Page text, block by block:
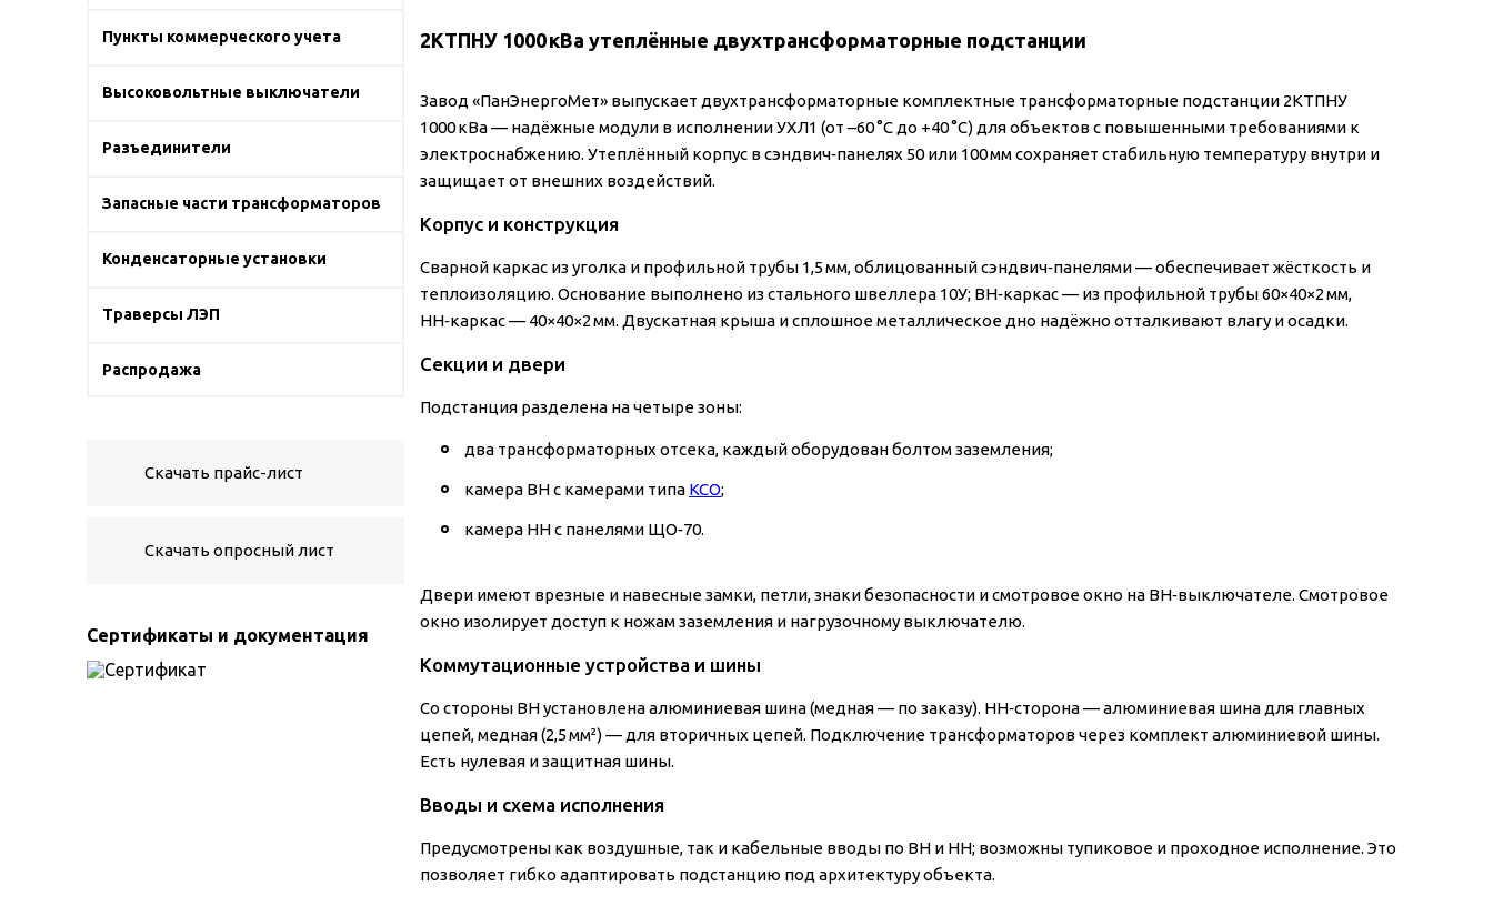
Пункты коммерческого учета
Высоковольтные выключатели
Разъединители
Запасные части трансформаторов
Конденсаторные установки
Траверсы ЛЭП
Распродажа
Скачать прайс-лист
Скачать опросный лист
Сертификаты и документация
2КТПНУ 1000 кВа утеплённые двухтрансформаторные подстанции
Завод «ПанЭнергоМет» выпускает двухтрансформаторные комплектные трансформаторные подстанции 2КТПНУ
1000 кВа — надёжные модули в исполнении УХЛ1 (от –60 °C до +40 °C) для объектов с повышенными требованиями к
электроснабжению. Утеплённый корпус в сэндвич‑панелях 50 или 100 мм сохраняет стабильную температуру внутри и
защищает от внешних воздействий.
Корпус и конструкция
Сварной каркас из уголка и профильной трубы 1,5 мм, облицованный сэндвич‑панелями — обеспечивает жёсткость и
теплоизоляцию. Основание выполнено из стального швеллера 10У; ВН‑каркас — из профильной трубы 60×40×2 мм,
НН‑каркас — 40×40×2 мм. Двускатная крыша и сплошное металлическое дно надёжно отталкивают влагу и осадки.
Секции и двери
Подстанция разделена на четыре зоны:
два трансформаторных отсека, каждый оборудован болтом заземления;
камера ВН с камерами типа КСО;
камера НН с панелями ЩО‑70.
Двери имеют врезные и навесные замки, петли, знаки безопасности и смотровое окно на ВН‑выключателе. Смотровое
окно изолирует доступ к ножам заземления и нагрузочному выключателю.
Коммутационные устройства и шины
Со стороны ВН установлена алюминиевая шина (медная — по заказу). НН‑сторона — алюминиевая шина для главных
цепей, медная (2,5 мм²) — для вторичных цепей. Подключение трансформаторов через комплект алюминиевой шины.
Есть нулевая и защитная шины.
Вводы и схема исполнения
Предусмотрены как воздушные, так и кабельные вводы по ВН и НН; возможны тупиковое и проходное исполнение. Это
позволяет гибко адаптировать подстанцию под архитектуру объекта.